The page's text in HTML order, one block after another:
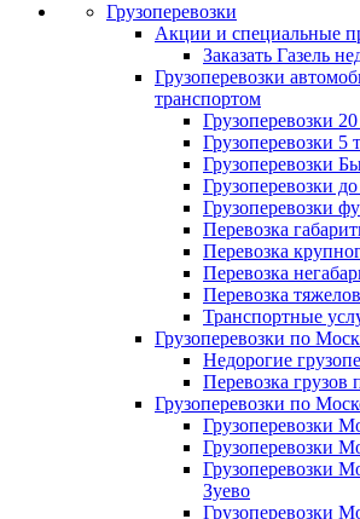
Грузоперевозки
Акции и специальные
Заказать Газель
Грузоперевозки
транспортом
Грузоперевозки
Грузоперевозки 5
Грузоперевозки
Грузоперевозки
Грузоперевозки
Перевозка
Перевозка
Перевозка
Перевозка
Транспортные
Грузоперевозки по
Недорогие
Перевозка грузов
Грузоперевозки по
Грузоперевозки
Грузоперевозки
Грузоперевозки
Зуево
Грузоперевозки